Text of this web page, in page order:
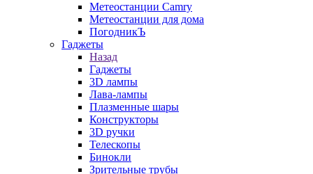
Метеостанции Camry
Метеостанции для дома
ПогодникЪ
Гаджеты
Назад
Гаджеты
3D лампы
Лава-лампы
Плазменные шары
Конструкторы
3D ручки
Телескопы
Бинокли
Зрительные трубы